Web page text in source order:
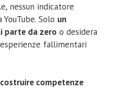
nessun indicatore
Solo un
parte da zero o desidera
fallimentari
competenze